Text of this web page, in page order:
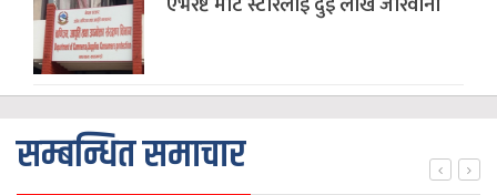
सम्बन्धित समाचार